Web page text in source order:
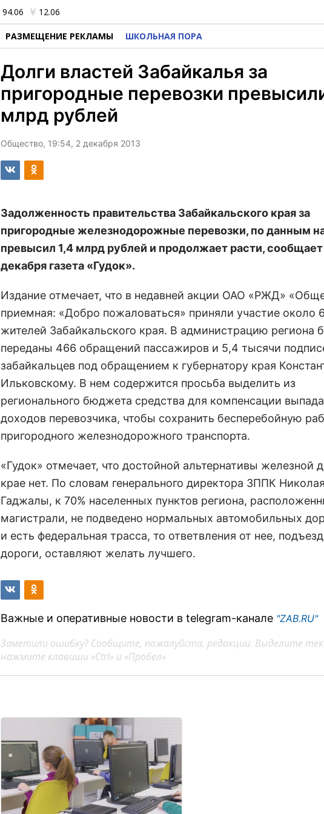
94.06 12.06
РАЗМЕЩЕНИЕ РЕКЛАМЫ ШКОЛЬНАЯ ПОРА
Долги властей Забайкалья за
пригородные перевозки
млрд рублей
Общество, 19:54, 2 декабря 2013
Задолженность правительства Забайкальского края за
пригородные железнодорожные перевозки, по данным
превысил 1,4 млрд рублей и продолжает расти,
декабря газета «Гудок».
Издание отмечает, что в недавней акции ОАО «РЖД»
приемная: «Добро пожаловаться» приняли участие около
жителей Забайкальского края. В администрацию региона
переданы 466 обращений пассажиров и 5,4 тысячи
забайкальцев под обращением к губернатору края
Ильковскому. В нем содержится просьба выделить из
регионального бюджета средства для компенсации
доходов перевозчика, чтобы сохранить бесперебойную
пригородного железнодорожного транспорта.
«Гудок» отмечает, что достойной альтернативы железной
крае нет. По словам генерального директора ЗППК
Гаджалы, к 70% населенных пунктов региона,
магистрали, не подведено нормальных автомобильных
и есть федеральная трасса, то ответвления от нее,
дороги, оставляют желать лучшего.
Важные и оперативные новости в telegram-канале "ZAB.RU"
Заметили ошибку? Сообщите, пожалуйста, редакции. Выделите
нажмите клавиши «Ctrl» и «Пробел»